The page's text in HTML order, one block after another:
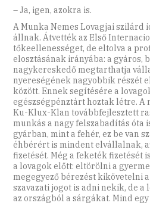
– Ja, igen, azokra is.
A Munka Nemes Lovagjai szilárd
állnak. Átvették az Első
tőkeellenességet, de eltolva a
elosztásának irányába: a gyáros,
nagykereskedő megtarthatja
nyereségének nagyobbik részét
között. Ennek segítésére a
egészségpénztárt hoztak létre. A
Ku-Klux-Klan továbbfejlesztett
munkás a nagy felszabadítás óta
gyárban, mint a fehér, ez be van
éhbérért is mindent elvállalnak,
fizetését. Még a feketék fizetését
a lovagok előtt: eltörölni a
megegyező bérezést kikövetelni
szavazati jogot is adni nekik, de
az országból a sárgákat. Mind